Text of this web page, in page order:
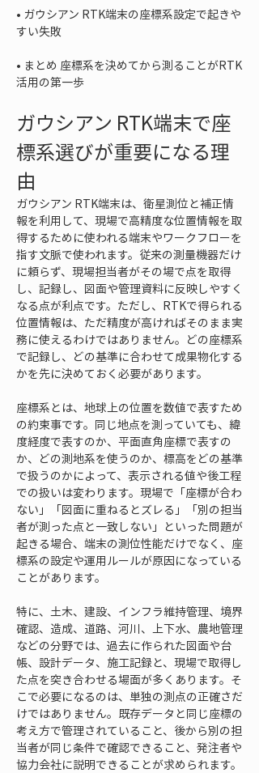
• ガウシアン RTK端末の座標系設定で起きや
• まとめ 座標系を決めてから測ることがRTK
活用の第一歩
ガウシアン RTK端末で座
標系選びが重要になる理
由
ガウシアン RTK端末は、衛星測位と補正情
報を利用して、現場で高精度な位置情報を取
得するために使われる端末やワークフローを
指す文脈で使われます。従来の測量機器だけ
に頼らず、現場担当者がその場で点を取得
し、記録し、図面や管理資料に反映しやすく
なる点が利点です。ただし、RTKで得られる
位置情報は、ただ精度が高ければそのまま実
務に使えるわけではありません。どの座標系
で記録し、どの基準に合わせて成果物化する
かを先に決めておく必要があります。
座標系とは、地球上の位置を数値で表すため
の約束事です。同じ地点を測っていても、緯
度経度で表すのか、平面直角座標で表すの
か、どの測地系を使うのか、標高をどの基準
で扱うのかによって、表示される値や後工程
での扱いは変わります。現場で「座標が合わ
ない」「図面に重ねるとズレる」「別の担当
者が測った点と一致しない」といった問題が
起きる場合、端末の測位性能だけでなく、座
標系の設定や運用ルールが原因になっている
ことがあります。
特に、土木、建設、インフラ維持管理、境界
確認、造成、道路、河川、上下水、農地管理
などの分野では、過去に作られた図面や台
帳、設計データ、施工記録と、現場で取得し
た点を突き合わせる場面が多くあります。そ
こで必要になるのは、単独の測点の正確さだ
けではありません。既存データと同じ座標の
考え方で管理されていること、後から別の担
当者が同じ条件で確認できること、発注者や
協力会社に説明できることが求められます。